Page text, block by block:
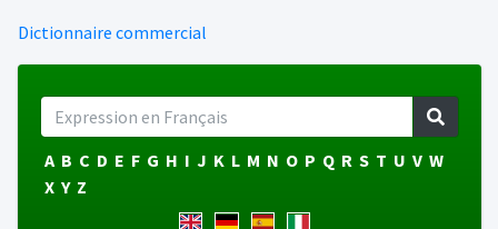
Dictionnaire commercial
A B C D E F G H I J K L M N O P Q R S T U V W
X Y Z